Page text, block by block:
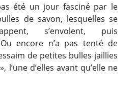
été un jour fasciné par le
de savon, lesquelles se
s’envolent, puis
Ou encore n’a pas tenté de
de petites bulles jaillies
l’une d’elles avant qu’elle ne